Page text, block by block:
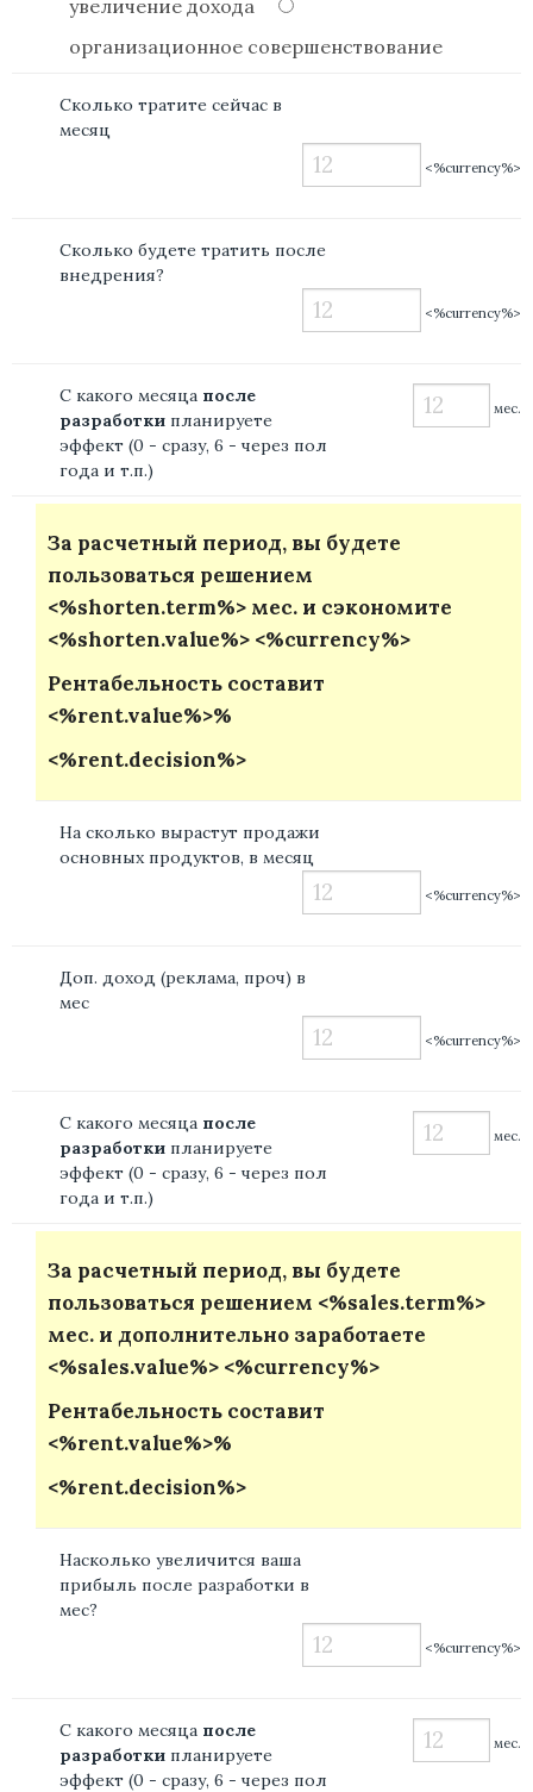
увеличение дохода
организационное совершенствование
Сколько тратите сейчас в
месяц
<%currency%>
Сколько будете тратить после
внедрения?
<%currency%>
С какого месяца после
разработки планируете
эффект (0 - сразу, 6 - через пол
года и т.п.)
мес.
За расчетный период, вы будете
пользоваться решением
<%shorten.term%> мес. и сэкономите
<%shorten.value%> <%currency%>
Рентабельность составит
<%rent.value%>%
<%rent.decision%>
На сколько вырастут продажи
основных продуктов, в месяц
<%currency%>
Доп. доход (реклама, проч) в
мес
<%currency%>
С какого месяца после
разработки планируете
эффект (0 - сразу, 6 - через пол
года и т.п.)
мес.
За расчетный период, вы будете
пользоваться решением <%sales.term%>
мес. и дополнительно заработаете
<%sales.value%> <%currency%>
Рентабельность составит
<%rent.value%>%
<%rent.decision%>
Насколько увеличится ваша
прибыль после разработки в
мес?
<%currency%>
С какого месяца после
разработки планируете
эффект (0 - сразу, 6 - через пол
мес.